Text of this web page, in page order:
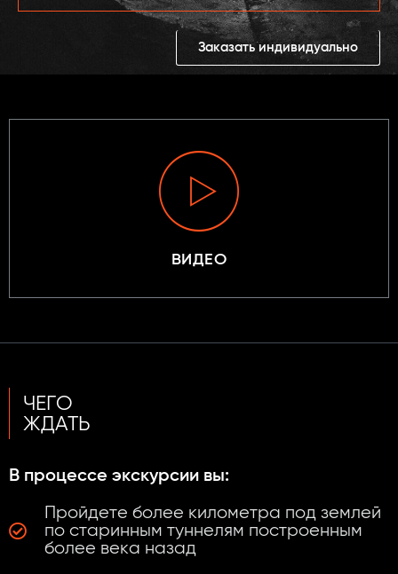
Заказать индивидуально
ВИДЕО
ЧЕГО
ЖДАТЬ
В процессе экскурсии вы:
Пройдете более километра под землей
по старинным туннелям построенным
более века назад